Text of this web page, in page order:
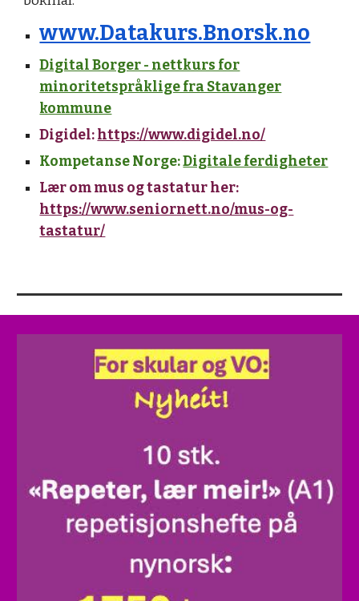
www.Datakurs.Bnorsk.no
Digital Borger - nettkurs for
minoritetspråklige fra Stavanger
kommune
Digidel:https://www.digidel.no/
Kompetanse Norge:Digitale ferdigheter
Lær om mus og tastatur her:
https://www.seniornett.no/mus-og-
tastatur/